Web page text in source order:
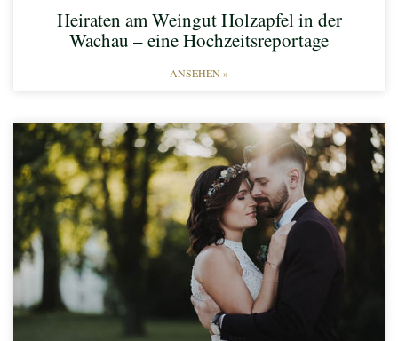
Heiraten am Weingut Holzapfel in der
Wachau – eine Hochzeitsreportage
ANSEHEN »